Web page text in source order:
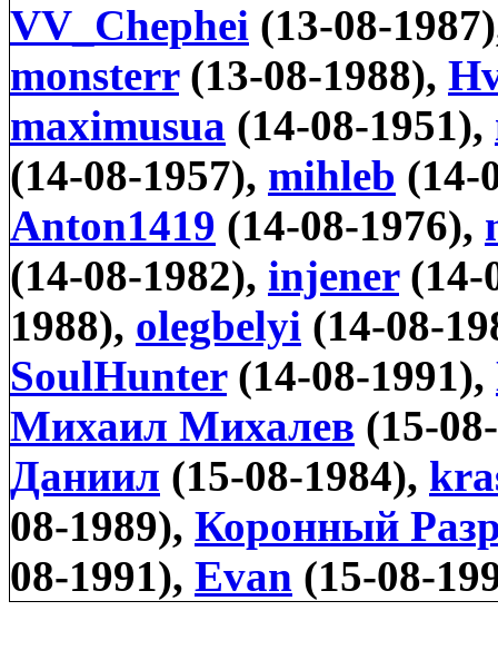
VV_Chephei (13-08-
monsterr(13-08-1988),
maximusua (14-08-1951),
(14-08-1957), mihleb (14-
Anton1419 (14-08-1976),
(14-08-1982), injener(14-
1988), olegbelyi (14-08-
SoulHunter(14-08-1991),
Михаил Михалев (15-
Даниил (15-08-1984),
08-1989), Коронный
08-1991), Evan (15-08-